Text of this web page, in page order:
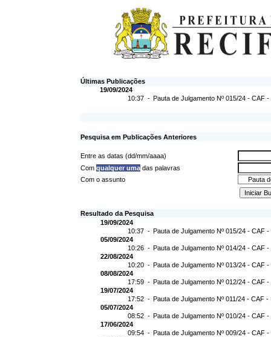
Últimas Publicações
19/09/2024
10:37 - Pauta de Julgamento Nº 015/24 - CAF -
Pesquisa em Publicações Anteriores
Entre as datas (dd/mm/aaaa)
Com qualquer uma das palavras
Com o assunto
Resultado da Pesquisa
19/09/2024
10:37 - Pauta de Julgamento Nº 015/24 - CAF -
05/09/2024
10:26 - Pauta de Julgamento Nº 014/24 - CAF -
22/08/2024
10:20 - Pauta de Julgamento Nº 013/24 - CAF
08/08/2024
17:59 - Pauta de Julgamento Nº 012/24 - CAF
19/07/2024
17:52 - Pauta de Julgamento Nº 011/24 - CAF -
05/07/2024
08:52 - Pauta de Julgamento Nº 010/24 - CAF
17/06/2024
09:54 - Pauta de Julgamento Nº 009/24 - CAF